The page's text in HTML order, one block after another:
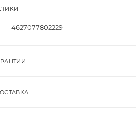
— 4627077802229